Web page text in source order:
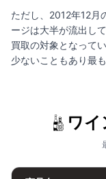
ただし、2012年12月
ージは大半が流出し
買取の対象となって
少ないこともあり最
ワ